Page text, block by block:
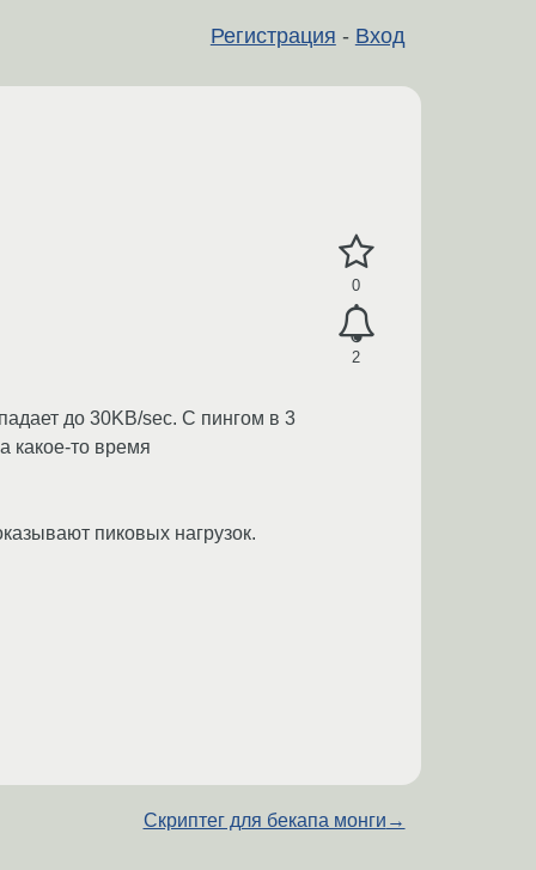
Регистрация - Вход
0
2
до 30KB/sec. С пингом в 3
какое-то время
пиковых нагрузок.
Скриптег для бекапа монги →